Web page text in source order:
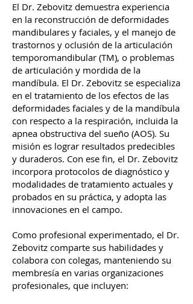
El Dr. Zebovitz demuestra experiencia
en la reconstrucción de deformidades
mandibulares y faciales, y el manejo de
trastornos y oclusión de la articulación
temporomandibular (TM), o problemas
de articulación y mordida de la
mandíbula. El Dr. Zebovitz se especializa
en el tratamiento de los efectos de las
deformidades faciales y de la mandíbula
con respecto a la respiración, incluida la
apnea obstructiva del sueño (AOS). Su
misión es lograr resultados predecibles
y duraderos. Con ese fin, el Dr. Zebovitz
incorpora protocolos de diagnóstico y
modalidades de tratamiento actuales y
probados en su práctica, y adopta las
innovaciones en el campo.
Como profesional experimentado, el Dr.
Zebovitz comparte sus habilidades y
colabora con colegas, manteniendo su
membresía en varias organizaciones
profesionales, que incluyen: